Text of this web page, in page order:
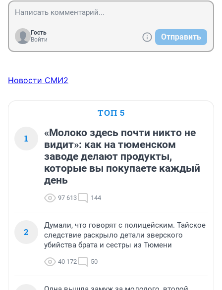
Гость
Войти
Отправить
Новости СМИ2
ТОП 5
1
«Молоко здесь почти никто не
видит»: как на тюменском
заводе делают продукты,
которые вы покупаете каждый
день
97 613 144
2
Думали, что говорят с полицейским. Тайское
следствие раскрыло детали зверского
убийства брата и сестры из Тюмени
40 172 50